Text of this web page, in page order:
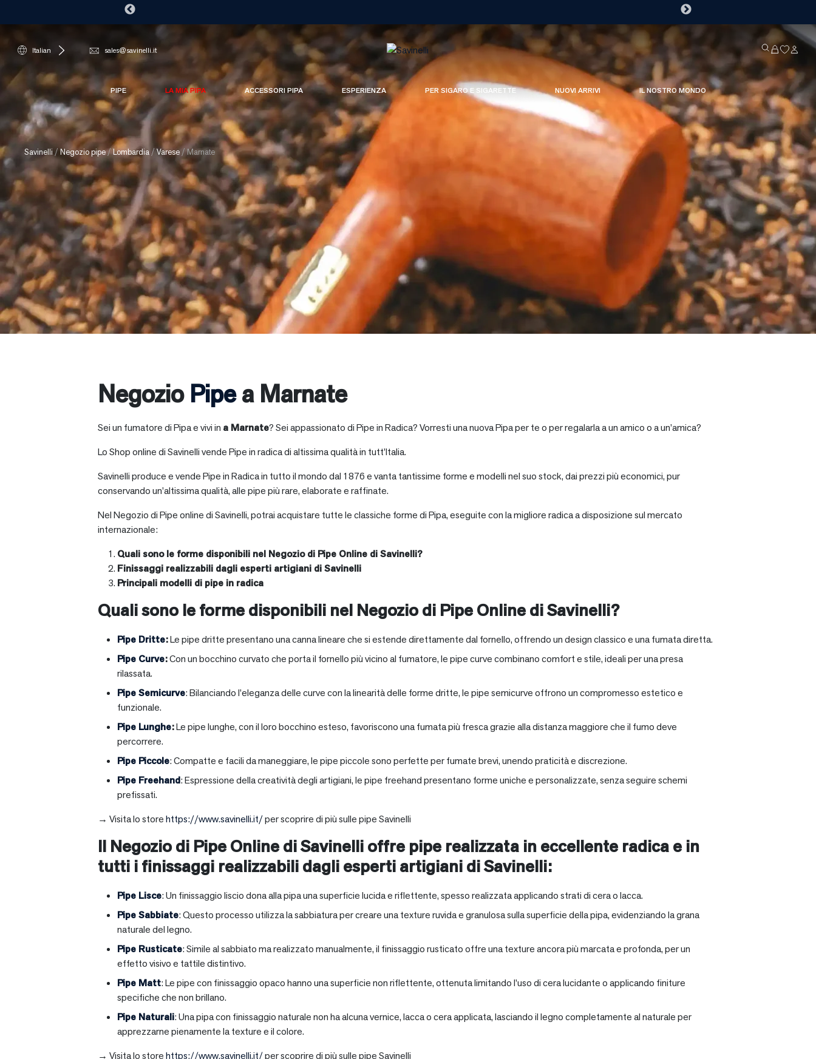
Italian sales@savinelli.it
PIPE LA MIA PIPA ACCESSORI PIPA ESPERIENZA PER SIGARO E SIGARETTE NUOVI ARRIVI IL NOSTRO MONDO
Savinelli / Negozio pipe/Lombardia /Varese /Marnate
Negozio Pipea Marnate
Sei un fumatore di Pipa e vivi in a Marnate? Sei appassionato di Pipe in Radica? Vorresti una nuova Pipa per te o per regalarla a un amico o a un’amica?
Lo Shop online di Savinelli vende Pipe in radica di altissima qualità in tutt’Italia.
Savinelli produce e vende Pipe in Radica in tutto il mondo dal 1876 e vanta tantissime forme e modelli nel suo stock, dai prezzi più economici, pur
conservando un’altissima qualità, alle pipe più rare, elaborate e raffinate.
Nel Negozio di Pipe online di Savinelli, potrai acquistare tutte le classiche forme di Pipa, eseguite con la migliore radica a disposizione sul mercato
internazionale:
Quali sono le forme disponibili nel Negozio di Pipe Online di Savinelli?
Finissaggi realizzabili dagli esperti artigiani di Savinelli
Principali modelli di pipe in radica
Quali sono le forme disponibili nel Negozio di Pipe Online di Savinelli?
Pipe Dritte:Le pipe dritte presentano una canna lineare che si estende direttamente dal fornello, offrendo un design classico e una fumata diretta.
Pipe Curve:Con un bocchino curvato che porta il fornello più vicino al fumatore, le pipe curve combinano comfort e stile, ideali per una presa
rilassata.
Pipe Semicurve: Bilanciando l’eleganza delle curve con la linearità delle forme dritte, le pipe semicurve offrono un compromesso estetico e
funzionale.
Pipe Lunghe:Le pipe lunghe, con il loro bocchino esteso, favoriscono una fumata più fresca grazie alla distanza maggiore che il fumo deve
percorrere.
Pipe Piccole: Compatte e facili da maneggiare, le pipe piccole sono perfette per fumate brevi, unendo praticità e discrezione.
Pipe Freehand: Espressione della creatività degli artigiani, le pipe freehand presentano forme uniche e personalizzate, senza seguire schemi
prefissati.
→ Visita lo storehttps://www.savinelli.it/per scoprire di più sulle pipe Savinelli
Il Negozio di Pipe Online di Savinelli offre pipe realizzata in eccellente radica e in
tutti i finissaggi realizzabili dagli esperti artigiani di Savinelli:
Pipe Lisce: Un finissaggio liscio dona alla pipa una superficie lucida e riflettente, spesso realizzata applicando strati di cera o lacca.
Pipe Sabbiate: Questo processo utilizza la sabbiatura per creare una texture ruvida e granulosa sulla superficie della pipa, evidenziando la grana
naturale del legno.
Pipe Rusticate: Simile al sabbiato ma realizzato manualmente, il finissaggio rusticato offre una texture ancora più marcata e profonda, per un
effetto visivo e tattile distintivo.
Pipe Matt: Le pipe con finissaggio opaco hanno una superficie non riflettente, ottenuta limitando l’uso di cera lucidante o applicando finiture
specifiche che non brillano.
Pipe Naturali: Una pipa con finissaggio naturale non ha alcuna vernice, lacca o cera applicata, lasciando il legno completamente al naturale per
apprezzarne pienamente la texture e il colore.
→ Visita lo storehttps://www.savinelli.it/per scoprire di più sulle pipe Savinelli